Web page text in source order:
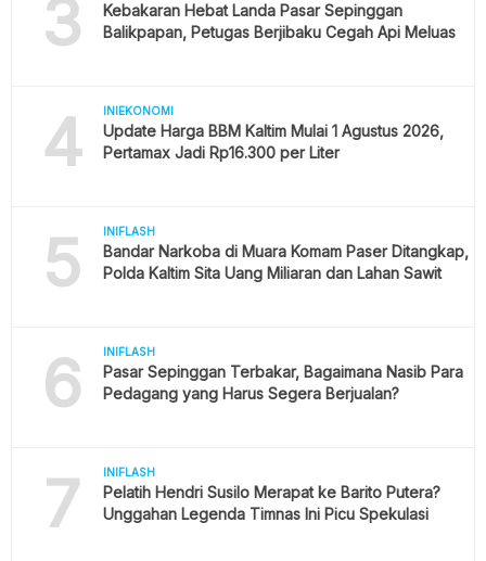
3
Kebakaran Hebat Landa Pasar Sepinggan
Balikpapan, Petugas Berjibaku Cegah Api Meluas
4 INIEKONOMI
Update Harga BBM Kaltim Mulai 1 Agustus 2026,
Pertamax Jadi Rp16.300 per Liter
5 INIFLASH
Bandar Narkoba di Muara Komam Paser Ditangkap,
Polda Kaltim Sita Uang Miliaran dan Lahan Sawit
6 INIFLASH
Pasar Sepinggan Terbakar, Bagaimana Nasib Para
Pedagang yang Harus Segera Berjualan?
7 INIFLASH
Pelatih Hendri Susilo Merapat ke Barito Putera?
Unggahan Legenda Timnas Ini Picu Spekulasi